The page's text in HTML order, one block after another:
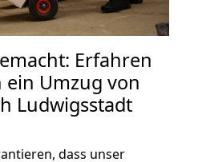
Erfahren
ein Umzug von
Ludwigsstadt
dass unser